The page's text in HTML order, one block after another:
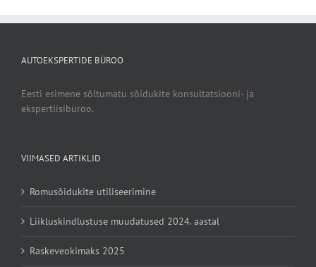
AUTOEKSPERTIDE BÜROO
Eesti esimene sõltumatu sõidukite konsultatsiooni- ja
ekspertiisibüroo.
VIIMASED ARTIKLID
Romusõidukite utiliseerimine
Liikluskindlustuse muudatused 2024. aastal
Raskeveokimaks 2025